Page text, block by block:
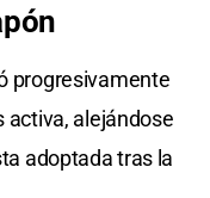
progresivamente
activa, alejándose
adoptada tras la